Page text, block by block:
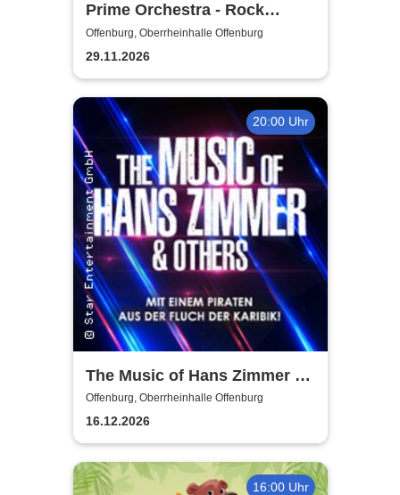
Prime Orchestra - Rock
Sympho Show
Offenburg, Oberrheinhalle Offenburg
29.11.2026
20:00 Uhr
The Music of Hans Zimmer &
Others - A Celebration of Film
Music
Offenburg, Oberrheinhalle Offenburg
16.12.2026
16:00 Uhr